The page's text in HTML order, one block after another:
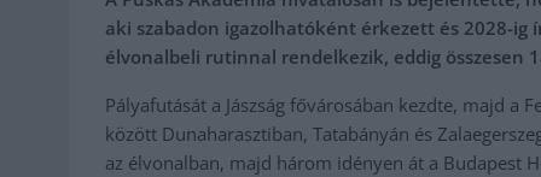
aki szabadon igazolhatóként érkezett és 2028-
élvonalbeli rutinnal rendelkezik, eddig összesen
Pályafutását a Jászság fővárosában kezdte, majd a
között Dunaharasztiban, Tatabányán és
az élvonalban, majd három idényen át a Budapest